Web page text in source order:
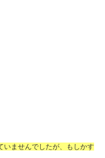
いませんでしたが、もしかす